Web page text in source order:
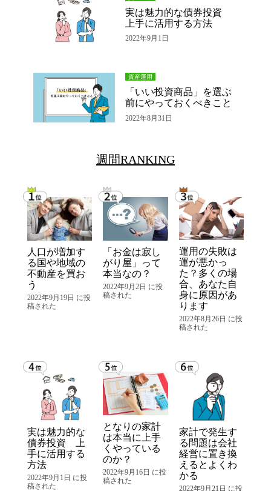
実は魅力的な債券投資
上手に活用する方法
2022年9月1日
資産運用
「いい投資商品」を選ぶ
前にやっておくべきこと
2022年8月31日
週間RANKING
人口が増加す
る国や地域の
不動産を買お
う
2022年9月19日 に投
稿された
「お金は寂し
がり屋」って
本当なの？
2022年9月2日 に投
稿された
運用の失敗は
運が悪かっ
た？多くの場
合、あなた自
身に原因があ
ります
2022年8月26日 に投
稿された
実は魅力的な
債券投資 上
手に活用する
方法
2022年9月1日 に投
稿された
となりの家計
は本当に上手
くやっている
のか？
2022年9月16日 に投
稿された
家計で発生す
る問題は会社
経営に置き換
えるとよくわ
かる
2022年9月21日 に投